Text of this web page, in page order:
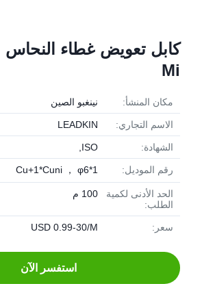
Mi
مكان المنشأ: نينغبو الصين
الاسم التجاري: LEADKIN
الشهادة: ISO,
رقم الموديل: 1*Cu+1*Cuni ， φ6
الحد الأدنى لكمية
الطلب:
100 م
سعر: USD 0.99-30/M
استفسر الآن